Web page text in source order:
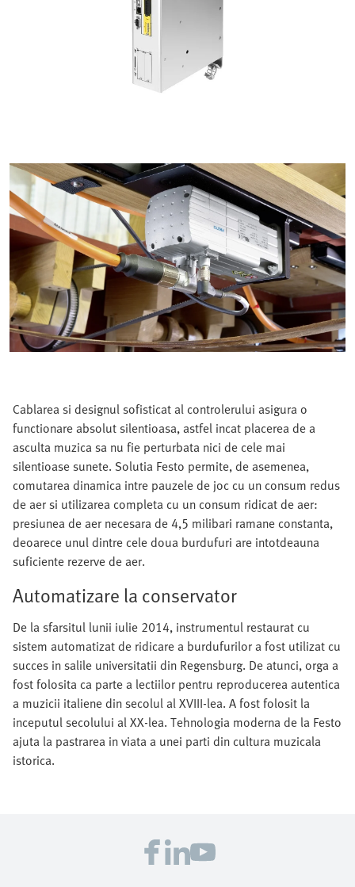
Cablarea si designul sofisticat al controlerului asigura o
functionare absolut silentioasa, astfel incat placerea de a
asculta muzica sa nu fie perturbata nici de cele mai
silentioase sunete. Solutia Festo permite, de asemenea,
comutarea dinamica intre pauzele de joc cu un consum redus
de aer si utilizarea completa cu un consum ridicat de aer:
presiunea de aer necesara de 4,5 milibari ramane constanta,
deoarece unul dintre cele doua burdufuri are intotdeauna
suficiente rezerve de aer.
Automatizare la conservator
De la sfarsitul lunii iulie 2014, instrumentul restaurat cu
sistem automatizat de ridicare a burdufurilor a fost utilizat cu
succes in salile universitatii din Regensburg. De atunci, orga a
fost folosita ca parte a lectiilor pentru reproducerea autentica
a muzicii italiene din secolul al XVIII-lea. A fost folosit la
inceputul secolului al XX-lea. Tehnologia moderna de la Festo
ajuta la pastrarea in viata a unei parti din cultura muzicala
istorica.